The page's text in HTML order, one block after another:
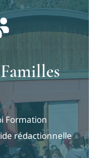
Formation
rédactionnelle